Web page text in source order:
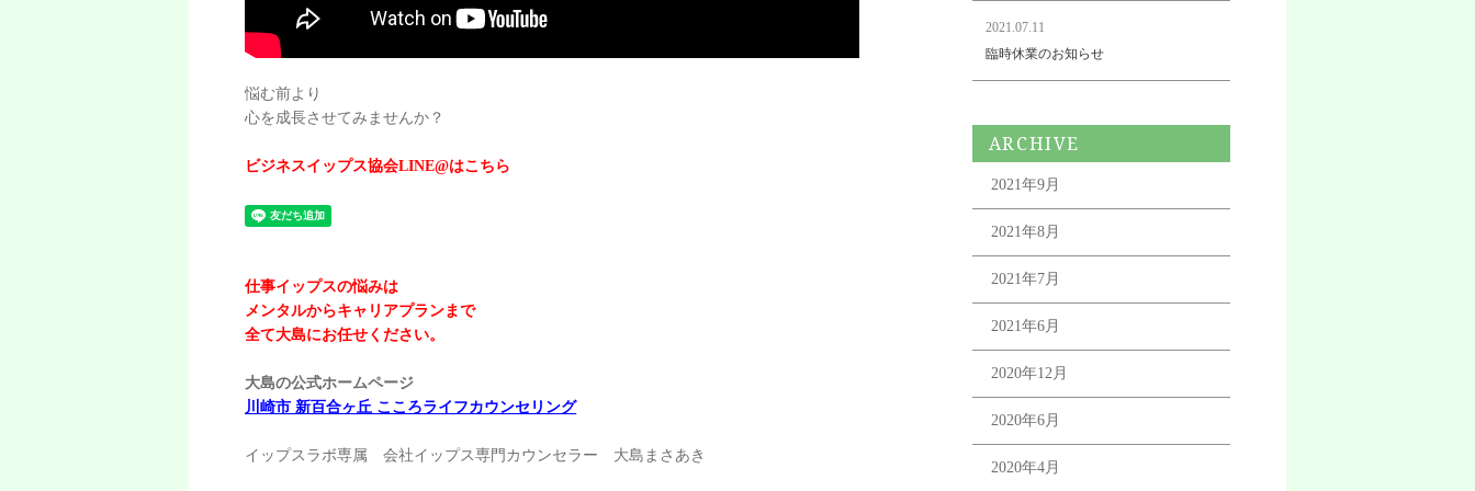
悩む前より
心を成長させてみませんか？
ビジネスイップス協会LINE@はこちら
仕事イップスの悩みは
メンタルからキャリアプランまで
全て大島にお任せください。
大島の公式ホームページ
川崎市 新百合ヶ丘 こころライフカウンセリング
イップスラボ専属 会社イップス専門カウンセラー 大島まさあき
2021.07.11
臨時休業のお知らせ
ARCHIVE
2021年9月
2021年8月
2021年7月
2021年6月
2020年12月
2020年6月
2020年4月